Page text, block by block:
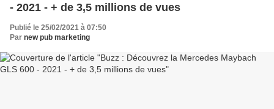
- 2021 - + de 3,5 millions de vues
Publié le 25/02/2021 à 07:50
Par new pub marketing